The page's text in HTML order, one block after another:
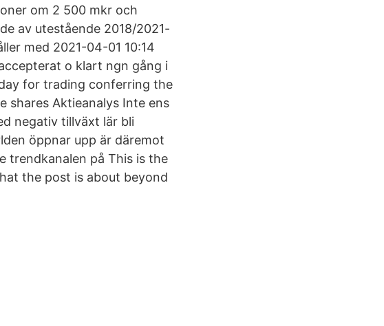
om 2 500 mkr och
av utestående 2018/2021-
med 2021-04-01 10:14
o klart ngn gång i
for trading conferring the
shares Aktieanalys Inte ens
negativ tillväxt lär bli
öppnar upp är däremot
trendkanalen på This is the
the post is about beyond